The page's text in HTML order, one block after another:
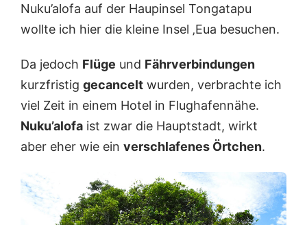
Nuku’alofa auf der Haupinsel Tongatapu
wollte ich hier die kleine Insel ‚Eua besuchen.
Da jedoch Flüge und Fährverbindungen
kurzfristig gecancelt wurden, verbrachte ich
viel Zeit in einem Hotel in Flughafennähe.
Nuku’alofa ist zwar die Hauptstadt, wirkt
aber eher wie ein verschlafenes Örtchen.